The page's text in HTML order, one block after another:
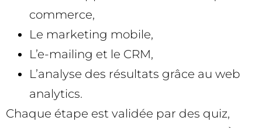
commerce,
Le marketing mobile,
L’e-mailing et le CRM,
L’analyse des résultats grâce au web
analytics.
Chaque étape est validée par des quiz,